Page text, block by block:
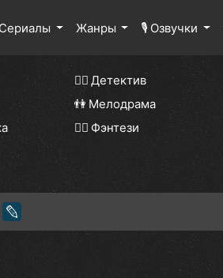
Жанры 🎙 Озвучки
🕵️‍♂️ Детектив
👫 Мелодрама
🧝‍♂️ Фэнтези